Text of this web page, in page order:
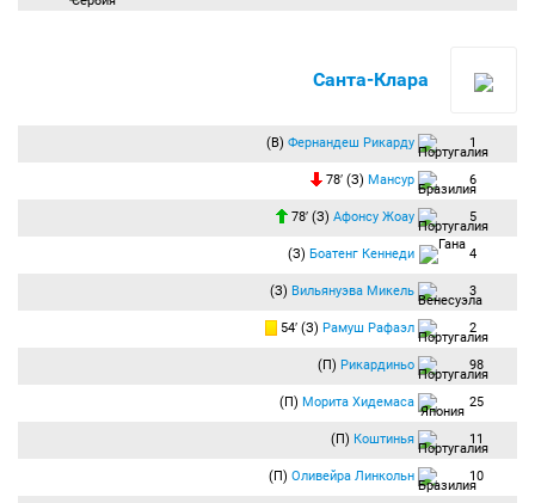
Санта-Клара
(В) Фернандеш Рикарду 1
78′ (З) Мансур 6
78′ (З) Афонсу Жоау 5
(З) Боатенг Кеннеди 4
(З) Вильянуэва Микель 3
54′ (З) Рамуш Рафаэл 2
(П) Рикардиньо 98
(П) Морита Хидемаса 25
(П) Коштинья 11
(П) Оливейра Линкольн 10